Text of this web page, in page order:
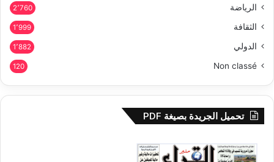
الرياضة 2٬760
الثقافة 1٬999
الدولي 1٬882
Non classé
120
تحميل الجريدة بصيغة PDF